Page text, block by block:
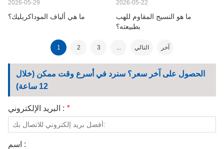
2026-05-29
ما هي ألياف الموداكريليك؟
2026-05-22
ما هو النسيج المقاوم للهب
بطبيعته؟
1 2 3 ... التالي آخر
الحصول على آخر سعر؟ سنرد في أسرع وقت ممكن (خلال
12 ساعة)
البريد الإلكتروني : *
اسم :